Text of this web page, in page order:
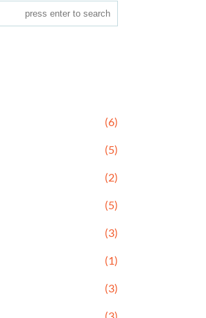
(6)
(5)
(2)
(5)
(3)
(1)
(3)